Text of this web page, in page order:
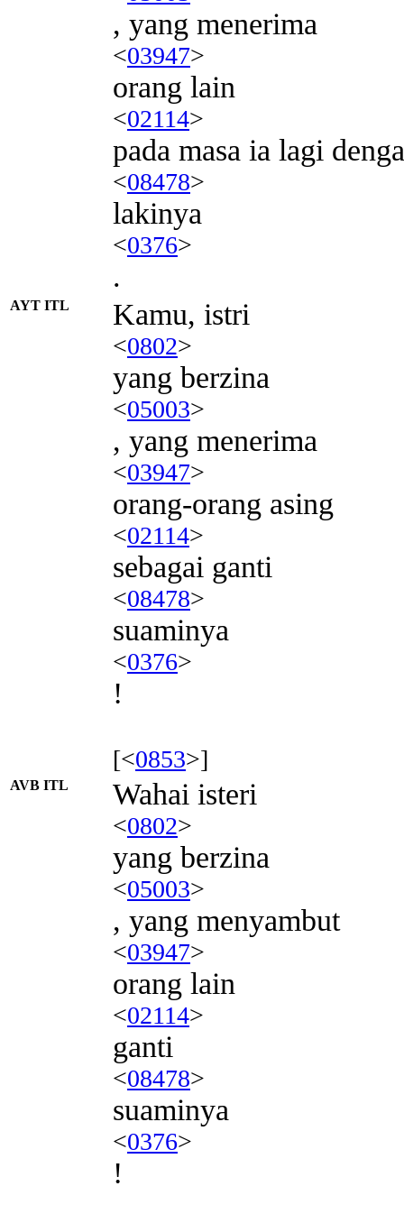
, yang menerima
<03947>
orang lain
<02114>
pada masa ia lagi
<08478>
lakinya
<0376>
.
AYT ITL Kamu, istri
<0802>
yang berzina
<05003>
, yang menerima
<03947>
orang-orang asing
<02114>
sebagai ganti
<08478>
suaminya
<0376>
!
[<0853>]
AVB ITL Wahai isteri
<0802>
yang berzina
<05003>
, yang menyambut
<03947>
orang lain
<02114>
ganti
<08478>
suaminya
<0376>
!